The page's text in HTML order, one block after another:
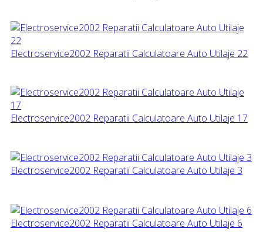
Electroservice2002 Reparatii Calculatoare Auto Utilaje 22
Electroservice2002 Reparatii Calculatoare Auto Utilaje 17
Electroservice2002 Reparatii Calculatoare Auto Utilaje 3
Electroservice2002 Reparatii Calculatoare Auto Utilaje 6